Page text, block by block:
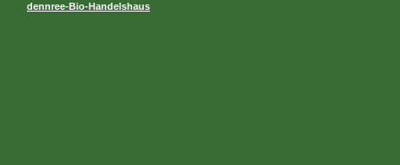
dennree-Bio-Handelshaus